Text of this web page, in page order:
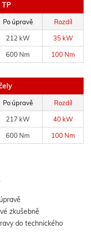
Po úpravě Rozdíl
212 kW 35 kW
600 Nm 100 Nm
Po úpravě Rozdíl
217 kW 40 kW
600 Nm 100 Nm
zkušebně
do technického